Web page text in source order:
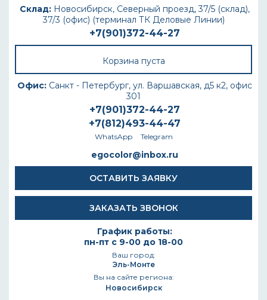
Склад: Новосибирск, Северный проезд, 37/5 (склад),
37/3 (офис) (терминал ТК Деловые Линии)
+7(901)372-44-27
Корзина пуста
Офис: Санкт - Петербург, ул. Варшавская, д5 к2, офис
301
+7(901)372-44-27
+7(812)493-44-47
WhatsApp Telegram
egocolor@inbox.ru
ОСТАВИТЬ ЗАЯВКУ
ЗАКАЗАТЬ ЗВОНОК
График работы:
пн-пт с 9-00 до 18-00
Ваш город:
Эль-Монте
Вы на сайте региона:
Новосибирск